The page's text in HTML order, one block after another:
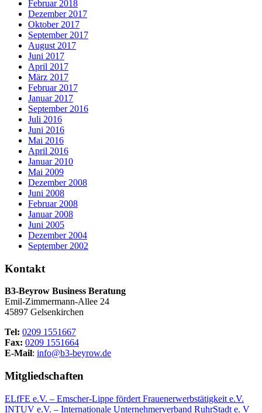
Februar 2018
Dezember 2017
Oktober 2017
September 2017
August 2017
Juni 2017
April 2017
März 2017
Februar 2017
Januar 2017
September 2016
Juli 2016
Juni 2016
Mai 2016
April 2016
Januar 2010
Mai 2009
Dezember 2008
Juni 2008
Februar 2008
Januar 2008
Juni 2005
Dezember 2004
September 2002
Kontakt
B3-Beyrow Business Beratung
Emil-Zimmermann-Allee 24
45897 Gelsenkirchen
Tel: 0209 1551667
Fax: 0209 1551664
E-Mail: info@b3-beyrow.de
Mitgliedschaften
ELfFE e.V. – Emscher-Lippe fördert Frauenerwerbstätigkeit e.V.
INTUV e.V. – Internationale Unternehmerverband RuhrStadt e. V